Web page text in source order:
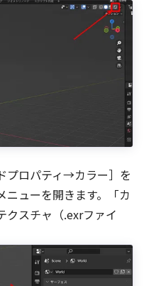
プロパティ→カラー］を
ューを開きます。「カ
クスチャ（.exrファイ